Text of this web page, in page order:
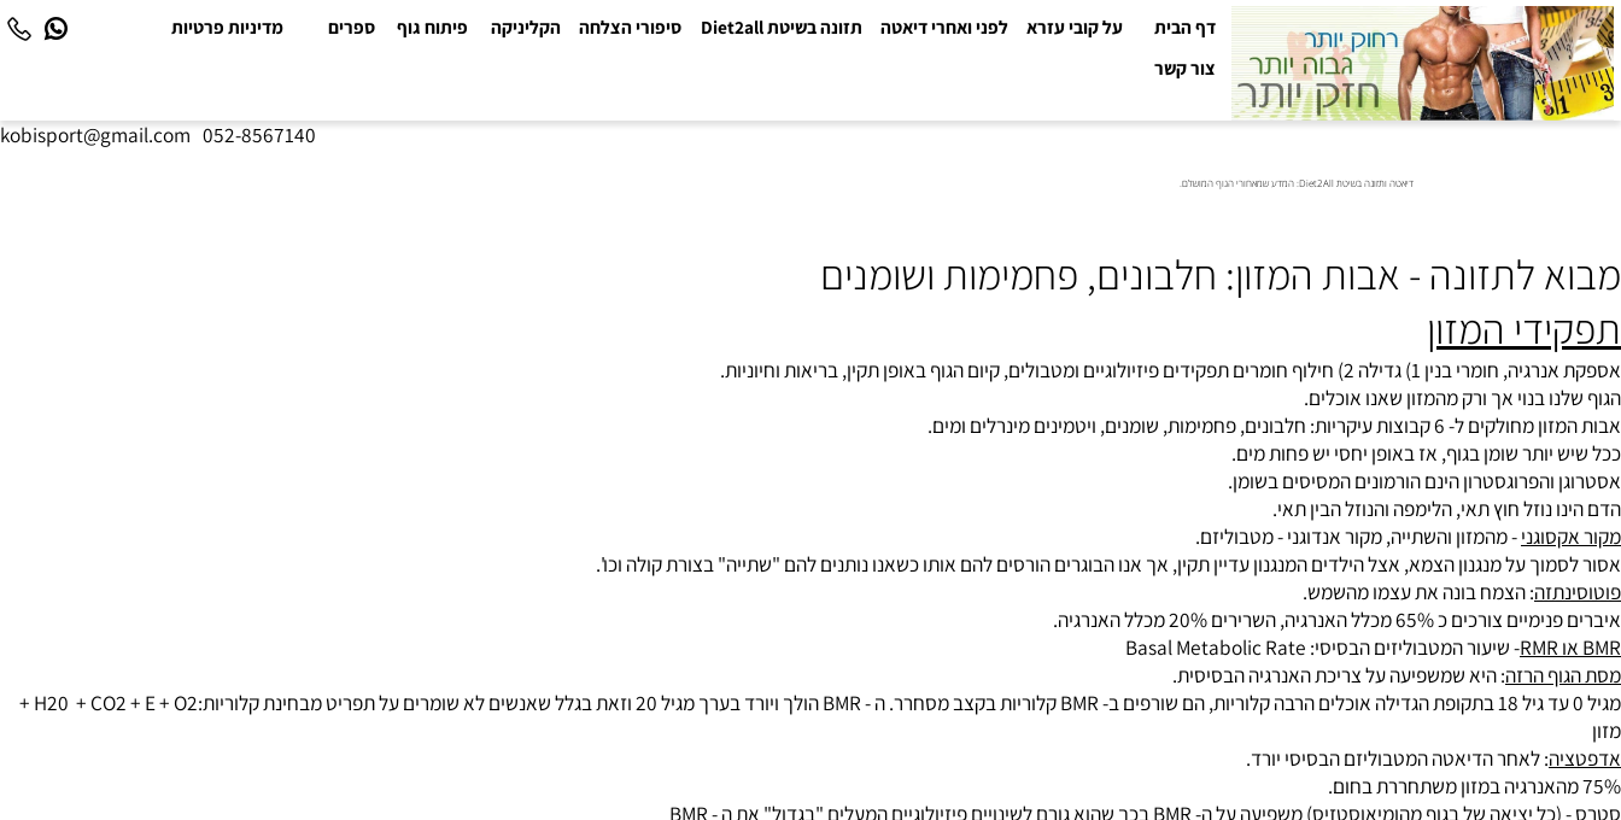
דף הבית על קובי עזרא לפני ואחרי דיאטה תזונה בשיטת Diet2all סיפורי הצלחה הקליניקה פיתוח גוף ספרים מדיניות פרטיות
צור קשר
kobisport@gmail.com |052-8567140
דיאטה ותזונה בשיטת Diet2All: המדע שמאחורי הגוף המושלם.
לתזונה - אבות המזון: חלבונים, פחמימות ושומנים
המזון
תפקידים פיזיולוגיים ומטבולים, קיום הגוף באופן תקין, בריאות וחיוניות.
בנוי אך ורק מהמזון שאנו אוכלים.
חלבונים, פחמימות, שומנים, ויטמינים מינרלים ומים.
שומן בגוף, אז באופן יחסי יש פחות מים.
הינם הורמונים המסיסים בשומן.
חוץ תאי, הלימפה והנוזל הבין תאי.
- מהמזון והשתייה, מקור אנדוגני - מטבוליזם.
על מנגנון הצמא, אצל הילדים המנגנון עדיין תקין, אך אנו הבוגרים הורסים להם אותו כשאנו נותנים להם "שתייה" בצורת קולה וכו'.
: הצמח בונה את עצמו מהשמש.
מכלל האנרגיה, השרירים 20% מכלל האנרגיה.
- שיעור המטבוליזים הבסיסי: Basal Metabolic Rate
הרזה: היא שמשפיעה על צריכת האנרגיה הבסיסית.
: לאחר הדיאטה המטבוליזם הבסיסי יורד.